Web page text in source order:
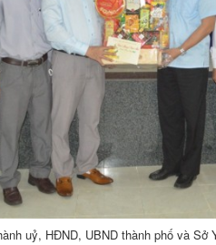
uỷ, HĐND, UBND thành phố và